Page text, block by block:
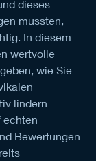
dieses
mussten,
In diesem
wertvolle
wie Sie
lindern
echten
Bewertungen